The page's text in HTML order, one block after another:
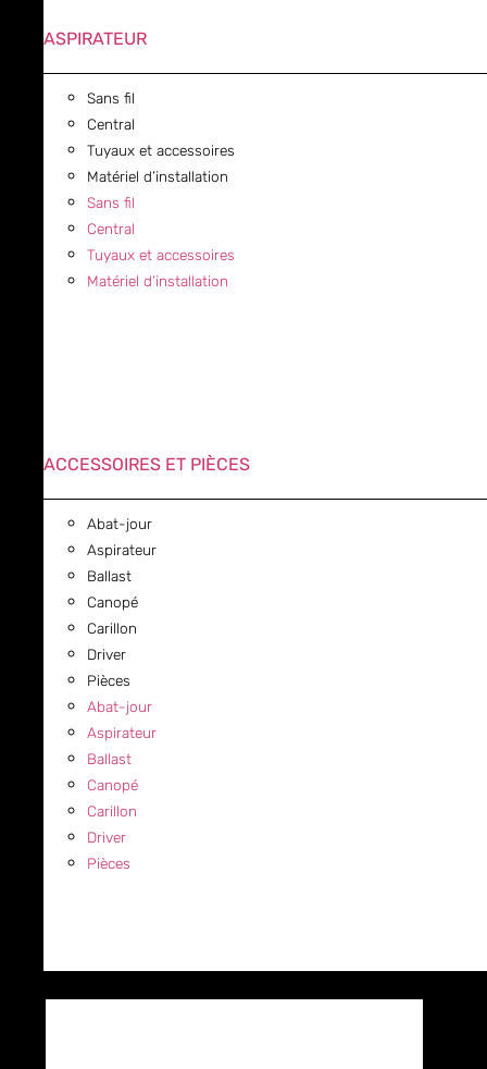
ASPIRATEUR
Sans fil
Central
Tuyaux et accessoires
Matériel d’installation
Sans fil
Central
Tuyaux et accessoires
Matériel d’installation
ACCESSOIRES ET PIÈCES
Abat-jour
Aspirateur
Ballast
Canopé
Carillon
Driver
Pièces
Abat-jour
Aspirateur
Ballast
Canopé
Carillon
Driver
Pièces